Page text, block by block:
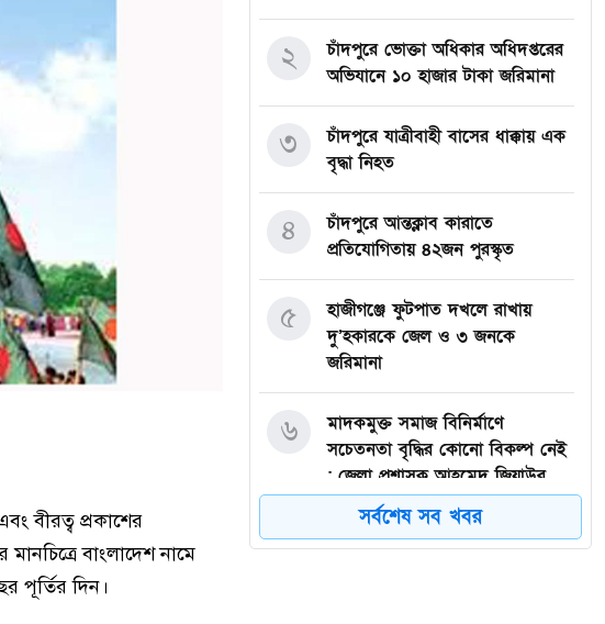
বীরত্ব প্রকাশের
বাংলাদেশ নামে
পূর্তির দিন।
চাঁদপুরে ভোক্তা অধিকার অধিদপ্তরের
অভিযানে ১০ হাজার টাকা জরিমানা
২
চাঁদপুরে যাত্রীবাহী বাসের ধাক্কায় এক
বৃদ্ধা নিহত
৩
চাঁদপুরে আন্তক্লাব কারাতে
প্রতিযোগিতায় ৪২জন পুরস্কৃত
৪
হাজীগঞ্জে ফুটপাত দখলে রাখায়
দু’হকারকে জেল ও ৩ জনকে
জরিমানা
৫
মাদকমুক্ত সমাজ বিনির্মাণে
সচেতনতা বৃদ্ধির কোনো বিকল্প নেই
: জেলা প্রশাসক আহমেদ জিয়াউর
রহমান
৬
সর্বশেষ সব খবর